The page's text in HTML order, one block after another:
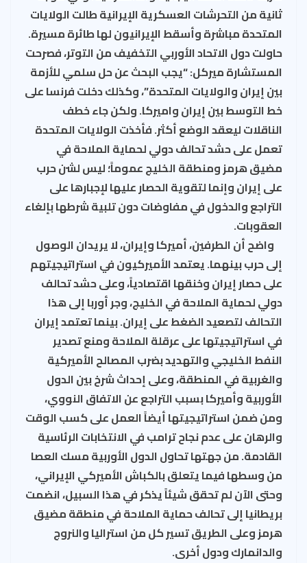
ثانية من التحرشات العسكرية الإيرانية طالت الولايات
المتحدة مباشرة وأسقط الإيرانيون لها طائرة مسيرة.
حاولت دول الاتحاد الأوربي التخفيف من التوتر، فصرحت
المستشارة ميركل: “يجب البحث عن حل سلمي للأزمة
بين إيران والولايات المتحدة”، وكذلك دخلت فرنسا على
خط التوسط بين إيران واميركا. ولكن جاء خطف
الناقلات ليعقد الوضع أكثر. فأخذت الولايات المتحدة
تعمل على حشد تحالف دولي لحماية الملاحة في
مضيق هرمز ومنطقة الخليج عموماً؛ ليس لشن حرب
على إيران وإنما لتقوية الحصار عليها لإجبارها على
التراجع والدخول في مفاوضات دون تلبية شرطها بإلغاء
العقوبات.
واضح أن الطرفين، أميركا وإيران، لا يريدان الوصول
إلى حرب بينهما. يعتمد الأميركيون في استراتيجيتهم
على حصار إيران وخنقها اقتصادياً، وعلى حشد تحالف
دولي لحماية الملاحة في الخليج، وجر أوربا إلى هذا
التحالف لتصعيد الضغط على إيران. بينما تعتمد إيران
في استراتيجيتها على عرقلة الملاحة ومنع تصدير
النفط الخليجي والتهديد بضرب المصالح الأميركية
والغربية في المنطقة، وعلى إحداث شرخ بين الدول
الأوربية وأميركا بسبب التراجع عن الاتفاق النووي،
ومن ضمن استراتيجيتها أيضاً العمل على كسب الوقت
والرهان على عدم نجاح ترامب في الانتخابات الرئاسية
القادمة. من جهتها تحاول الدول الأوربية مسك العصا
من وسطها فيما يتعلق بالكباش الأميركي الإيراني،
وحتى الآن لم تحقق شيئاً يذكر في هذا السبيل، انضمت
بريطانيا إلى تحالف حماية الملاحة في منطقة مضيق
هرمز وعلى الطريق تسير كل من استراليا والنروج
والدانمارك ودول أخرى.